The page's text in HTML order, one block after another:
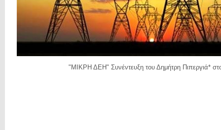
"ΜΙΚΡΗ ΔΕΗ" Συνέντευξη του Δημήτρη Πιπεργιά*